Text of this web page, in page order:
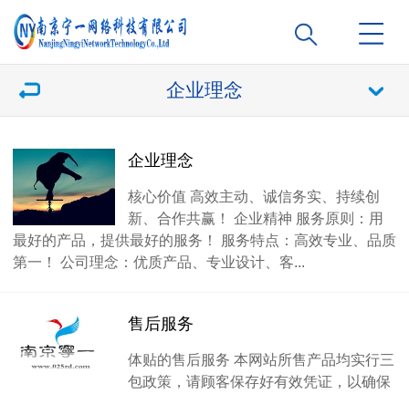
企业理念
企业理念
核心价值 高效主动、诚信务实、持续创
新、合作共赢！ 企业精神 服务原则：用
最好的产品，提供最好的服务！ 服务特点：高效专业、品质
第一！ 公司理念：优质产品、专业设计、客...
售后服务
体贴的售后服务 本网站所售产品均实行三
包政策，请顾客保存好有效凭证，以确保